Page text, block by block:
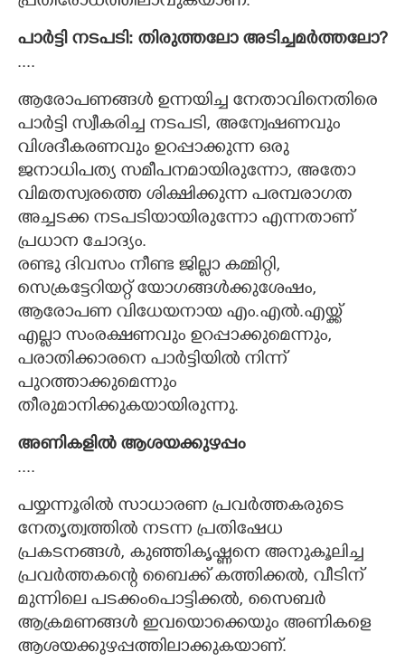
പാർട്ടി നടപടി: തിരുത്തലോ അടിച്ചമർത്തലോ?
....
ആരോപണങ്ങൾ ഉന്നയിച്ച നേതാവിനെതിരെ
പാർട്ടി സ്വീകരിച്ച നടപടി, അന്വേഷണവും
വിശദീകരണവും ഉറപ്പാക്കുന്ന ഒരു
ജനാധിപത്യ സമീപനമായിരുന്നോ, അതോ
വിമതസ്വരത്തെ ശിക്ഷിക്കുന്ന പരമ്പരാഗത
അച്ചടക്ക നടപടിയായിരുന്നോ എന്നതാണ്
പ്രധാന ചോദ്യം.
രണ്ടു ദിവസം നീണ്ട ജില്ലാ കമ്മിറ്റി,
സെക്രട്ടേറിയറ്റ് യോഗങ്ങൾക്കുശേഷം,
ആരോപണ വിധേയനായ എം.എൽ.എയ്ക്ക്
എല്ലാ സംരക്ഷണവും ഉറപ്പാക്കുമെന്നും,
പരാതിക്കാരനെ പാർട്ടിയിൽ നിന്ന്
പുറത്താക്കുമെന്നും
തീരുമാനിക്കുകയായിരുന്നു.
അണികളിൽ ആശയക്കുഴപ്പം
....
പയ്യന്നൂരിൽ സാധാരണ പ്രവർത്തകരുടെ
നേതൃത്വത്തിൽ നടന്ന പ്രതിഷേധ
പ്രകടനങ്ങൾ, കുഞ്ഞികൃഷ്ണനെ അനുകൂലിച്ച
പ്രവർത്തകന്റെ ബൈക്ക് കത്തിക്കൽ, വീടിന്
മുന്നിലെ പടക്കംപൊട്ടിക്കൽ, സൈബർ
ആക്രമണങ്ങൾ ഇവയൊക്കെയും അണികളെ
ആശയക്കുഴപ്പത്തിലാക്കുകയാണ്.